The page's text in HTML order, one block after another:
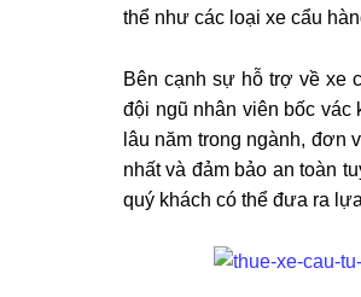
thể như các loại xe cẩu
Bên cạnh sự hỗ trợ về xe
đội ngũ nhân viên bốc vác
lâu năm trong ngành, đơn
nhất và đảm bảo an toàn
quý khách có thể đưa ra